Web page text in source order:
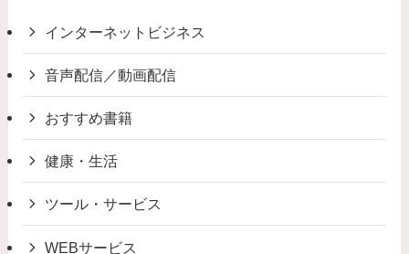
インターネットビジネス
音声配信／動画配信
おすすめ書籍
健康・生活
ツール・サービス
WEBサービス